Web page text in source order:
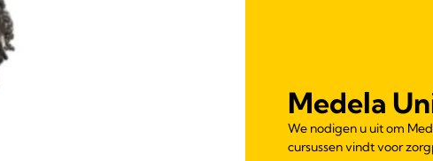
Medela
We nodigen u uit om
cursussen vindt voor